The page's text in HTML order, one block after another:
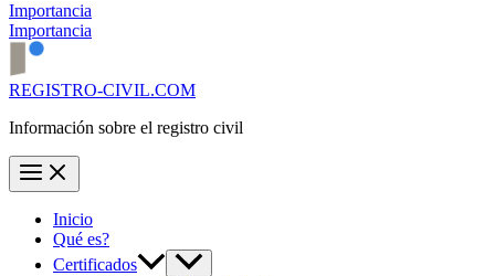
Importancia
Importancia
REGISTRO-CIVIL.COM
Información sobre el registro civil
Inicio
Qué es?
Certificados